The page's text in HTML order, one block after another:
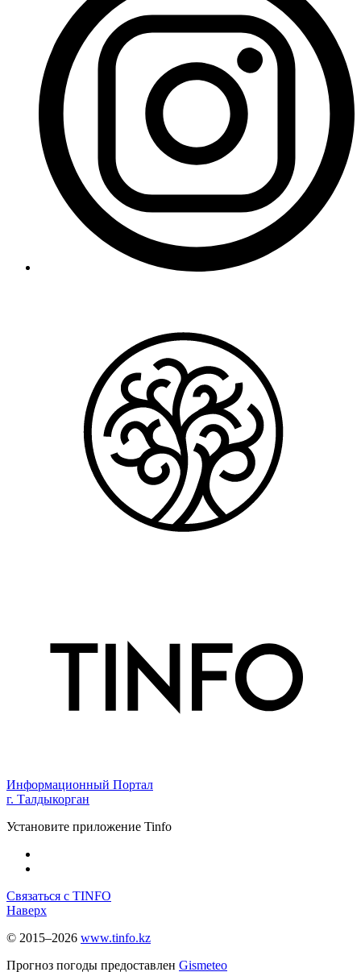
Информационный Портал
г. Талдыкорган
Установите приложение Tinfo
Связаться с TINFO
Наверх
© 2015–2026 www.tinfo.kz
Прогноз погоды предоставлен Gismeteo